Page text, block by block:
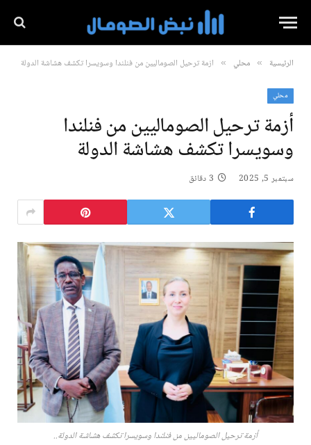
الرئيسية » محلي » أزمة ترحيل الصوماليين من فنلندا وسويسرا تكشف هشاشة الدولة
محلي
أزمة ترحيل الصوماليين من فنلندا
وسويسرا تكشف هشاشة الدولة
سبتمبر 5, 2025 3 دقائق
أزمة ترحيل الصوماليين من فنلندا وسويسرا تكشف هشاشة الدولة..